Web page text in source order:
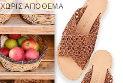
ΧΩΡΊΣ ΑΠΌΘΕΜΑ